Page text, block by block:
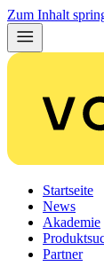
Zum Inhalt
Startseite
News
Akademie
Partner